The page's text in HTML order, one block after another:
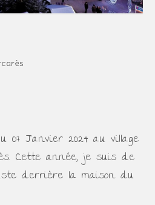
07 Janvier 2024 au village
Cette année, je suis de
derrière la maison du